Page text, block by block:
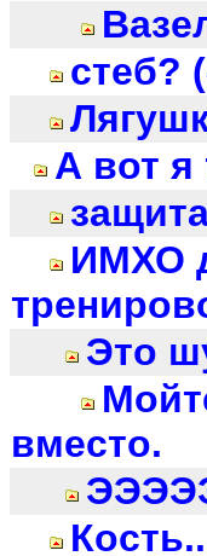
стеб?
А вот
ИМХО
Это
вместо.